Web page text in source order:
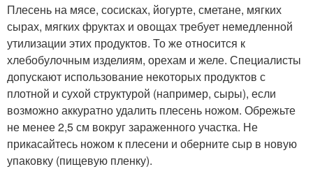
Плесень на мясе, сосисках, йогурте, сметане, мягких
сырах, мягких фруктах и овощах требует немедленной
утилизации этих продуктов. То же относится к
хлебобулочным изделиям, орехам и желе. Специалисты
допускают использование некоторых продуктов с
плотной и сухой структурой (например, сыры), если
возможно аккуратно удалить плесень ножом. Обрежьте
не менее 2,5 см вокруг зараженного участка. Не
прикасайтесь ножом к плесени и оберните сыр в новую
упаковку (пищевую пленку).